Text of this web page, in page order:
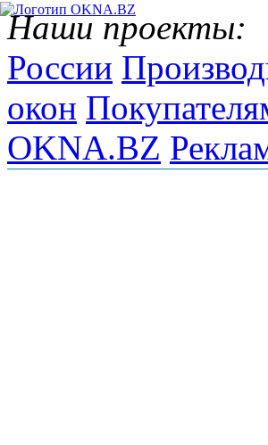
Наши проекты:
России
окон
OKNA.BZ